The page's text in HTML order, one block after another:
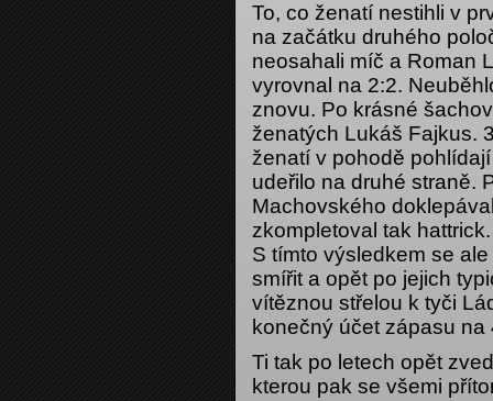
To, co ženatí nestihli v
na začátku druhého
neosahali míč a Roman
vyrovnal na 2:2.
znovu. Po krásné
ženatých Lukáš Fajkus.
ženatí v pohodě
udeřilo na druhé straně.
Machovského
zkompletoval tak
S tímto výsledkem se
smířit a opět po jejich
vítěznou střelou k tyči
konečný účet zápasu na
Ti tak po letech opět
kterou pak se všemi